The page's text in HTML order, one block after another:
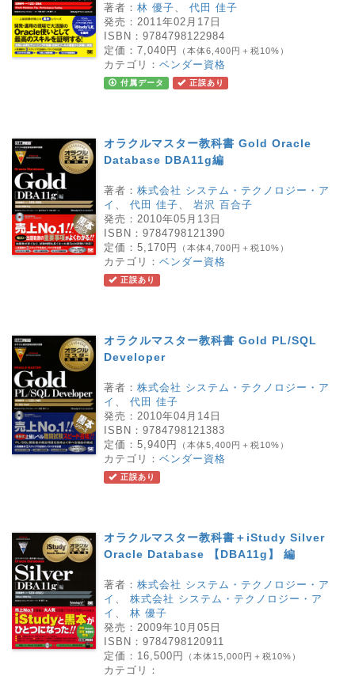
著者： 林 優子
代田 佳子
発売： 2011年02月17日
ISBN： 9784798122984
定価： 7,040円 （本体6,400円＋税10%）
カテゴリ： ベンダー資格
付属データ 正誤あり
オラクルマスター教科書 Gold Oracle
Database DBA11g編
著者： 株式会社 システム・テクノロジー・ア
イ
代田 佳子
岩沢 百合子
発売： 2010年05月13日
ISBN： 9784798121390
定価： 5,170円 （本体4,700円＋税10%）
カテゴリ： ベンダー資格
正誤あり
オラクルマスター教科書 Gold PL/SQL
Developer
著者： 株式会社 システム・テクノロジー・ア
イ
代田 佳子
発売： 2010年04月14日
ISBN： 9784798121383
定価： 5,940円 （本体5,400円＋税10%）
カテゴリ： ベンダー資格
正誤あり
オラクルマスター教科書＋iStudy Silver
Oracle Database 【DBA11g】 編
著者： 株式会社 システム・テクノロジー・ア
イ
株式会社 システム・テクノロジー・ア
イ
林 優子
発売： 2009年10月05日
ISBN： 9784798120911
定価： 16,500円 （本体15,000円＋税10%）
カテゴリ：